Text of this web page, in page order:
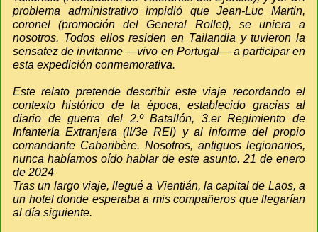
problema administrativo impidió que Jean-Luc Martin,
coronel (promoción del General Rollet), se uniera a
nosotros. Todos ellos residen en Tailandia y tuvieron la
sensatez de invitarme —vivo en Portugal— a participar en
esta expedición conmemorativa.
Este relato pretende describir este viaje recordando el
contexto histórico de la época, establecido gracias al
diario de guerra del 2.º Batallón, 3.er Regimiento de
Infantería Extranjera (II/3e REI) y al informe del propio
comandante Cabaribère. Nosotros, antiguos legionarios,
nunca habíamos oído hablar de este asunto. 21 de enero
de 2024
Tras un largo viaje, llegué a Vientián, la capital de Laos, a
un hotel donde esperaba a mis compañeros que llegarían
al día siguiente.